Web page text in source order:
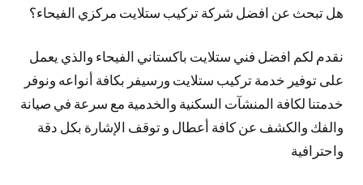
هل تبحث عن افضل شركة تركيب ستلايت مركزي الفيحاء؟
نقدم لكم افضل فني ستلايت باكستاني الفيحاء والذي يعمل
على توفير خدمة تركيب ستلايت ورسيفر بكافة أنواعه ونوفر
خدمتنا لكافة المنشآت السكنية والخدمية مع سرعة في صيانة
والفك والكشف عن كافة أعطال و توقف الإشارة بكل دقة
واحترافية